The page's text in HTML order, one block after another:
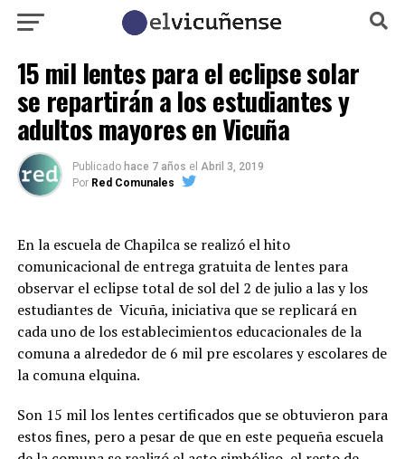
15 mil lentes para el eclipse solar
se repartirán a los estudiantes y
adultos mayores en Vicuña
Publicado hace 7 años el Abril 3, 2019
Por Red Comunales
En la escuela de Chapilca se realizó el hito
comunicacional de entrega gratuita de lentes para
observar el eclipse total de sol del 2 de julio a las y los
estudiantes de Vicuña, iniciativa que se replicará en
cada uno de los establecimientos educacionales de la
comuna a alrededor de 6 mil pre escolares y escolares de
la comuna elquina.
Son 15 mil los lentes certificados que se obtuvieron para
estos fines, pero a pesar de que en este pequeña escuela